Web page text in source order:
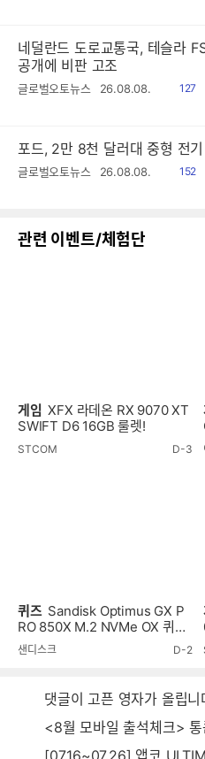
네덜란드 도로교통국, 테슬라
공개에 비판 고조
글로벌오토뉴스 26.08.08.
읽
127
포드, 2만 8천 달러대 중형 전
글로벌오토뉴스 26.08.08.
읽
152
관련 이벤트/체험단
게임 XFX 라데온 RX 9070 XT
SWIFT D6 16GB 룰렛!
STCOM D-3
퀴즈 Sandisk Optimus GX P
RO 850X M.2 NVMe OX 퀴즈
이벤트!
샌디스크 D-2
댓글이 고픈 영자가 올립
<8월 모바일 출석체크>
[07.16~07.26] 앱코 ULTIMATE